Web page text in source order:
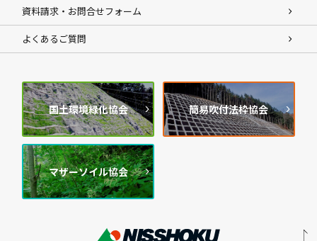
資料請求・お問合せフォーム
よくあるご質問
国土環境緑化協会 簡易吹付法枠協会
マザーソイル協会